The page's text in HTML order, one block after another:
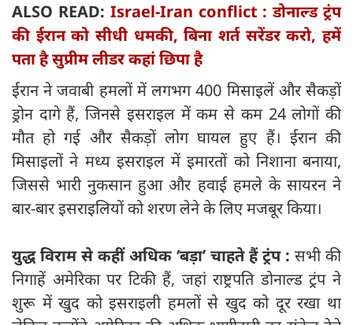
ALSO READ: Israel-Iran conflict : डोनाल्ड ट्रंप
की ईरान को सीधी धमकी, बिना शर्त सरेंडर करो, हमें
पता है सुप्रीम लीडर कहां छिपा है
ईरान ने जवाबी हमलों में लगभग 400 मिसाइलें और सैकड़ों
ड्रोन दागे हैं, जिनसे इसराइल में कम से कम 24 लोगों की
मौत हो गई और सैकड़ों लोग घायल हुए हैं। ईरान की
मिसाइलों ने मध्य इसराइल में इमारतों को निशाना बनाया,
जिससे भारी नुकसान हुआ और हवाई हमले के सायरन ने
बार-बार इसराइलियों को शरण लेने के लिए मजबूर किया।
युद्ध विराम से कहीं अधिक ‘बड़ा’ चाहते हैं ट्रंप : सभी की
निगाहें अमेरिका पर टिकी हैं, जहां राष्ट्रपति डोनाल्ड ट्रंप ने
शुरू में खुद को इसराइली हमलों से खुद को दूर रखा था